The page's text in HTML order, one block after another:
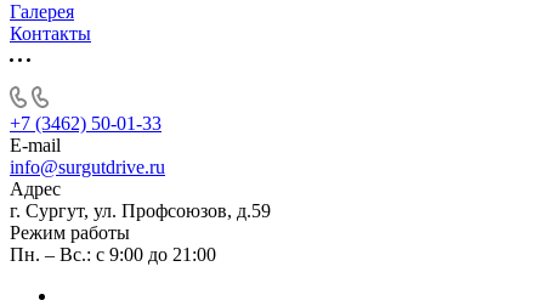
Галерея
Контакты
+7 (3462) 50-01-33
E-mail
info@surgutdrive.ru
Адрес
г. Сургут, ул. Профсоюзов, д.59
Режим работы
Пн. – Вс.: с 9:00 до 21:00